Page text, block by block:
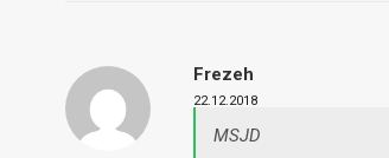
Frezeh
22.12.2018
MSJD